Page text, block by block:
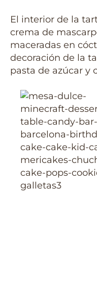
El interior de la
crema de
maceradas en
decoración de la
pasta de azúcar y